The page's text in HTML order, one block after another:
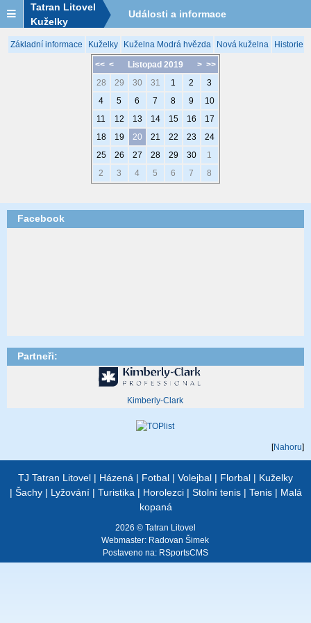
Tatran Litovel
Kuželky
Události a informace
Základní informace Kuželky Kuželna Modrá hvězda Nová kuželna Historie
<< < > >>
Listopad 2019
28
29 30 31 1 2
3
4
5 6 7 8 9
10
11
12 13 14 15 16
17
18
19 20 21 22 23
24
25
26 27 28 29 30
1
2
3 4 5 6 7 8
Facebook
Partneři:
Kimberly-Clark
[Nahoru]
TJ Tatran Litovel | Házená | Fotbal | Volejbal | Florbal | Kuželky
| Šachy| Lyžování| Turistika | Horolezci| Stolní tenis| Tenis| Malá
kopaná
2026 © Tatran Litovel
Webmaster: Radovan Šimek
Postaveno na: RSportsCMS